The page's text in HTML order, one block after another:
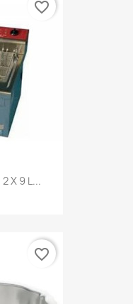
X 9 L...
favorite_border
favorite_border